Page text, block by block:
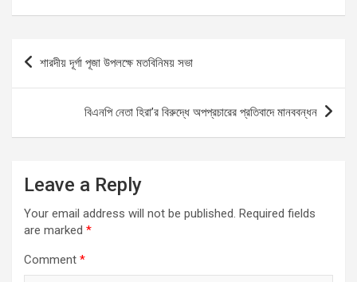
ce
b
o
ail at
A
p
p
se
n
g
er
ar
Post
navigation
শারদীয় দূর্গা পূজা উপলক্ষে মতবিনিময় সভা
বিএনপি নেতা হিরা’র বিরুদ্ধে অপপ্রচারের প্রতিবাদে মানববন্ধন
Leave a Reply
Your email address will not be published. Required fields
are marked *
Comment *